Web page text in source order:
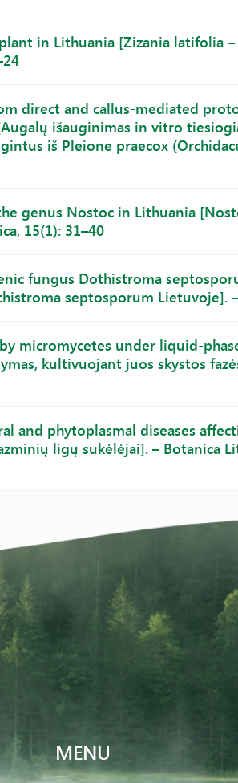
in Lithuania [Zizania latifolia
direct and callus-mediated
išauginimas in vitro
iš Pleione praecox
genus Nostoc in Lithuania
15(1): 31–40
fungus Dothistroma
septosporum Lietuvoje].
micromycetes under liquid-
kultivuojant juos skystos
and phytoplasmal diseases
ligų sukėlėjai]. – Botanica
MENU